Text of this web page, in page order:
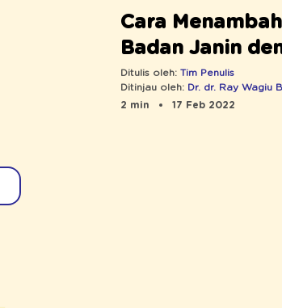
Cara
Badan Janin
Kebiasaan Baik
Ditulis oleh: Tim Penulis
Ditinjau oleh: Dr. dr. Ray Wagiu
2 min
17 Feb 2022